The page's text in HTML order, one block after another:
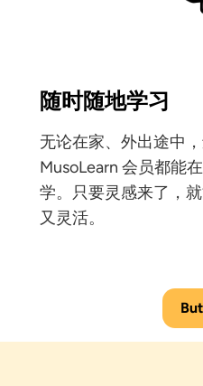
随时随地学习
无论在家、外出途中
MusoLearn 会员都能
学。只要灵感来了，
又灵活。